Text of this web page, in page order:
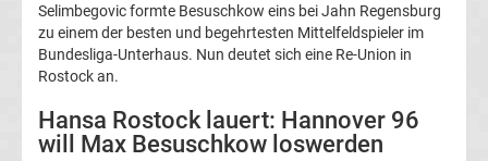
Magdeburg
1.
Selimbegovic formte Besuschkow eins bei Jahn Regensburg
zu einem der besten und begehrtesten Mittelfeldspieler im
Bundesliga-Unterhaus. Nun deutet sich eine Re-Union in
Rostock an.
Hansa Rostock lauert: Hannover 96
will Max Besuschkow loswerden